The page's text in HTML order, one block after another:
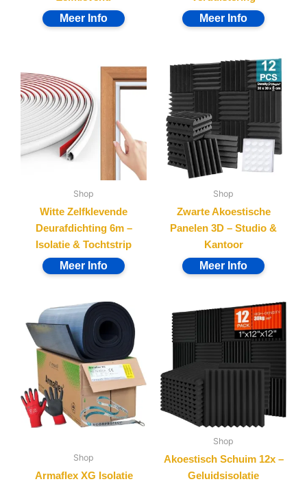
Shop
Witte Zelfklevende
Deurafdichting 6m –
Isolatie & Tochtstrip
Shop
Zwarte Akoestische
Panelen 3D – Studio &
Kantoor
Shop
Armaflex XG Isolatie
Shop
Akoestisch Schuim 12x –
Geluidsisolatie